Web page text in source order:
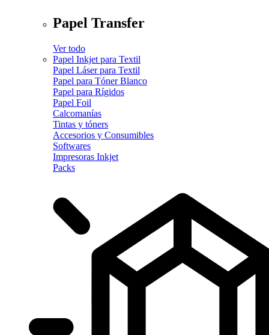
Papel Transfer
Ver todo
Papel Inkjet para Textil
Papel Láser para Textil
Papel para Tóner Blanco
Papel para Rígidos
Papel Foil
Calcomanías
Tintas y tóners
Accesorios y Consumibles
Softwares
Impresoras Inkjet
Packs